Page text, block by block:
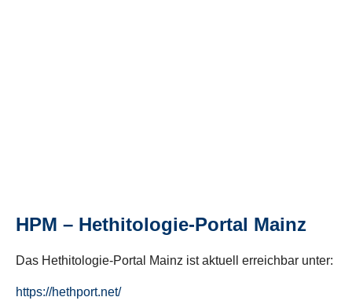
HPM – Hethitologie-Portal Mainz
Das Hethitologie-Portal Mainz ist aktuell erreichbar unter:
https://hethport.net/